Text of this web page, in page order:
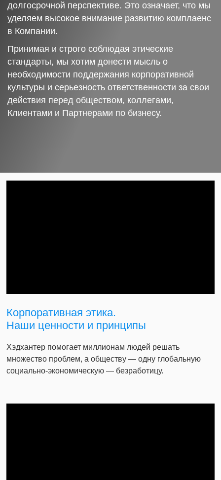
долгосрочной перспективе. Это означает, что мы
уделяем высокое внимание развитию комплаенс
в Компании.
Принимая и строго соблюдая этические
стандарты, мы хотим донести мысль о
необходимости поддержания корпоративной
культуры и серьезность ответственности за свои
действия перед обществом, коллегами,
Клиентами и Партнерами по бизнесу.
Корпоративная этика.
Наши ценности и принципы
Хэдхантер помогает миллионам людей решать
множество проблем, а обществу — одну глобальную
социально-экономическую — безработицу.